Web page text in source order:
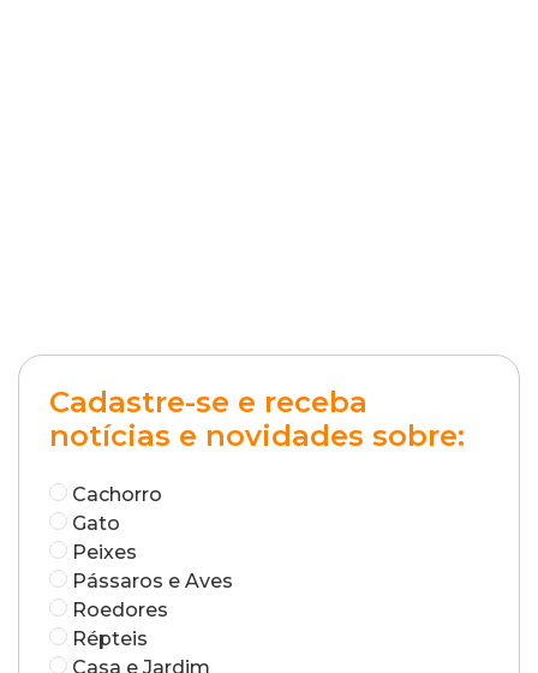
Cadastre-se e receba
notícias e novidades sobre:
Cachorro
Gato
Peixes
Pássaros e Aves
Roedores
Répteis
Casa e Jardim